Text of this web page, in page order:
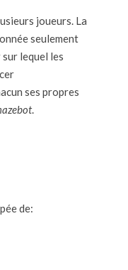
joueurs. La
seulement
sur lequel les
ses propres
.
de: